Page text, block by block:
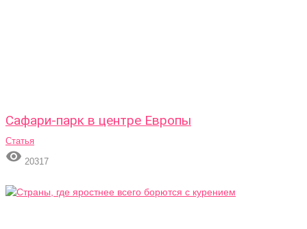
Сафари-парк в центре Европы
Статья
 20317